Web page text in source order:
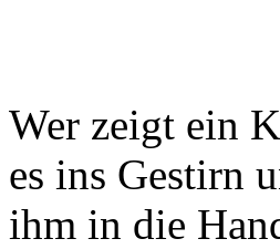
Wer zeigt ein
es ins Gestirn
ihm in die